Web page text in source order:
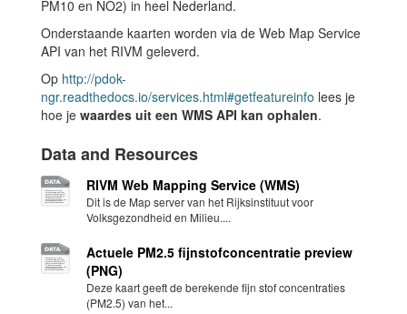
PM10 en NO2) in heel Nederland.
Onderstaande kaarten worden via de Web Map Service
API van het RIVM geleverd.
Op http://pdok-
ngr.readthedocs.io/services.html#getfeatureinfo lees je
hoe je waardes uit een WMS API kan ophalen.
Data and Resources
RIVM Web Mapping Service (WMS)
Dit is de Map server van het Rijksinstituut voor
Volksgezondheid en Milieu....
Actuele PM2.5 fijnstofconcentratie preview
(PNG)
Deze kaart geeft de berekende fijn stof concentraties
(PM2.5) van het...